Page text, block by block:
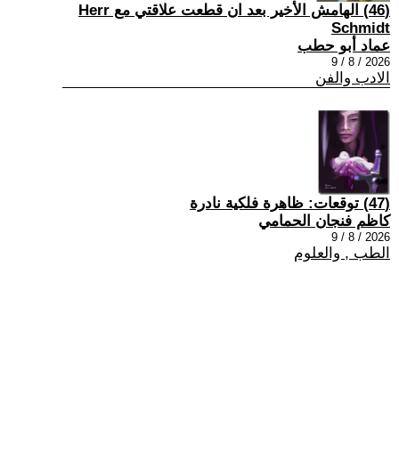
(46) الهامش الأخير بعد ان قطعت علاقتي مع Herr
Schmidt
عماد أبو حطب
2026 / 8 / 9
الادب والفن
(47) توقعات: ظاهرة فلكية نادرة
كاظم فنجان الحمامي
2026 / 8 / 9
الطب , والعلوم